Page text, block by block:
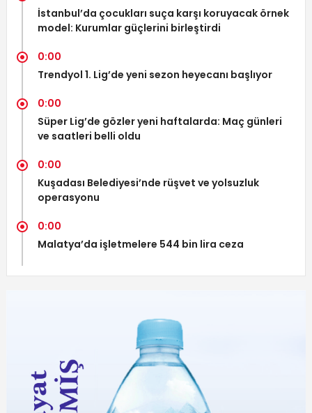
İstanbul’da çocukları suça karşı koruyacak örnek
model: Kurumlar güçlerini birleştirdi
0:00
Trendyol 1. Lig’de yeni sezon heyecanı başlıyor
0:00
Süper Lig’de gözler yeni haftalarda: Maç günleri
ve saatleri belli oldu
0:00
Kuşadası Belediyesi’nde rüşvet ve yolsuzluk
operasyonu
0:00
Malatya’da işletmelere 544 bin lira ceza